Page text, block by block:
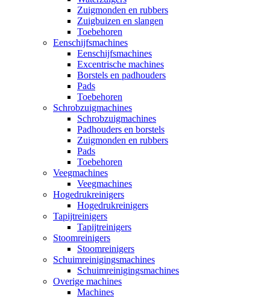
Zuigmonden en rubbers
Zuigbuizen en slangen
Toebehoren
Eenschijfsmachines
Eenschijfsmachines
Excentrische machines
Borstels en padhouders
Pads
Toebehoren
Schrobzuigmachines
Schrobzuigmachines
Padhouders en borstels
Zuigmonden en rubbers
Pads
Toebehoren
Veegmachines
Veegmachines
Hogedrukreinigers
Hogedrukreinigers
Tapijtreinigers
Tapijtreinigers
Stoomreinigers
Stoomreinigers
Schuimreinigingsmachines
Schuimreinigingsmachines
Overige machines
Machines